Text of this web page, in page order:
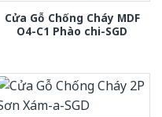
Cửa Gỗ Chống Cháy MDF
O4-C1 Phào chi-SGD